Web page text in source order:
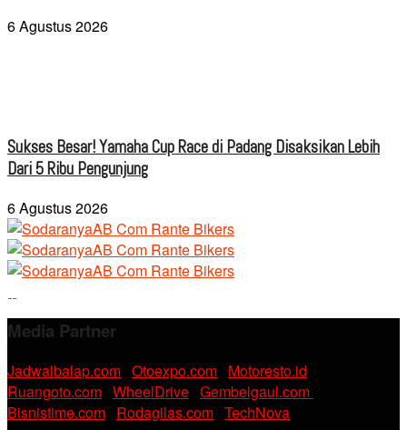
6 Agustus 2026
Sukses Besar! Yamaha Cup Race di Padang Disaksikan Lebih
Dari 5 Ribu Pengunjung
6 Agustus 2026
Media Partner
Jadwalbalap.com Otoexpo.com Motoresto.id
Ruangoto.com WheelDrive Gembelgaul.com
Bisnistime.com Rodagilas.com TechNova